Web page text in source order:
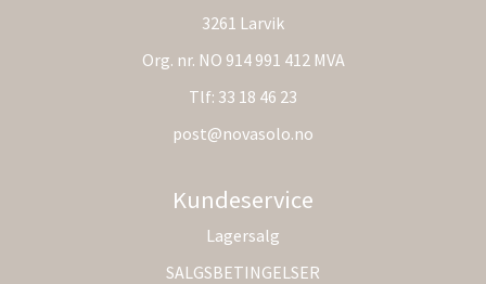
3261 Larvik
Org. nr. NO 914 991 412 MVA
Tlf: 33 18 46 23
post@novasolo.no
Kundeservice
Lagersalg
SALGSBETINGELSER